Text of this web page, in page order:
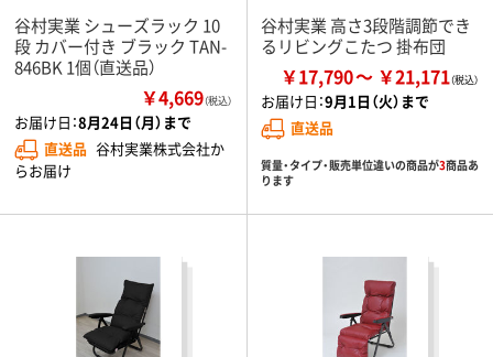
谷村実業 シューズラック 10
段 カバー付き ブラック TAN-
846BK 1個（直送品）
￥4,669（税込）
お届け日：8月24日（月）まで
直送品 谷村実業株式会社か
らお届け
谷村実業 高さ3段階調節でき
るリビングこたつ 掛布団
￥17,790 ￥21,171
お届け日：9月1日（火）まで
直送品
質量・タイプ・販売単位違いの商品が3商品あ
ります